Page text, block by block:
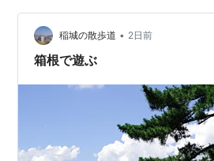
稲城の散歩道 • 2日前
箱根で遊ぶ